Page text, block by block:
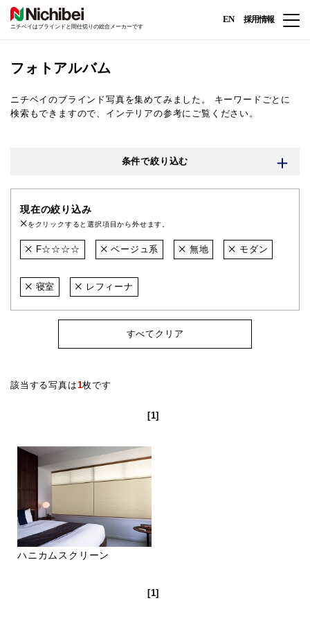
ニチベイはブラインドと間仕切りの総合メーカーです
EN 採用情報
フォトアルバム
ニチベイのブラインド写真を集めてみました。
キーワードごとに
検索もできますので、インテリアの参考にご覧ください。
条件で絞り込む
現在の絞り込み
をクリックすると選択項目から外せます。
F☆☆☆☆ ベージュ系 無地 モダン
寝室 レフィーナ
すべてクリア
該当する写真は1枚です
[1]
ハニカムスクリーン
[1]